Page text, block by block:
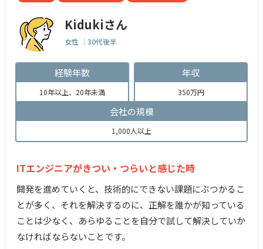
Kidukiさん
女性 30代後半
経験年数
10年以上、20年未満
年収
350万円
会社の規模
1,000人以上
ITエンジニアがきつい・つらいと感じた時
開発を進めていくと、技術的にできない課題にぶつかるこ
とが多く、それを解決するのに、正解を誰かが知っている
ことは少なく、あらゆることを自分で試して解決していか
なければならないことです。